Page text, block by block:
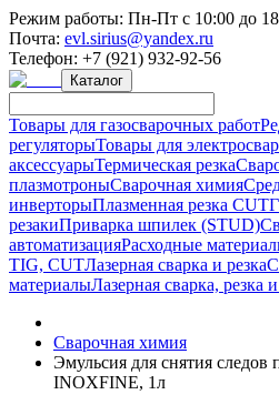
Режим работы: Пн-Пт с 10:00 до
Почта: evl.sirius@yandex.ru
Телефон: +7 (921) 932-92-56
Каталог
Товары для газосварочных работ
регуляторыТовары для
аксессуарыТермическая резка
плазмотроныСварочная химия
инверторыПлазменная резка CUT
резакиПриварка шпилек (STUD)
автоматизацияРасходные
TIG, CUTЛазерная сварка и резка
материалыЛазерная сварка, резка
Сварочная химия
Эмульсия для снятия
INOXFINE, 1л